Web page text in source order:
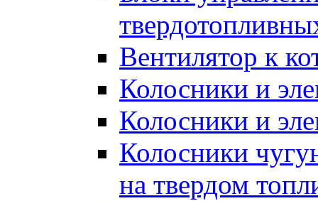
Вентилятор к
Колосники и
Колосники и
Колосники
на твердом